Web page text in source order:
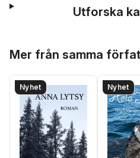
Utforska
Mer från samma
Nyhet Nyhet